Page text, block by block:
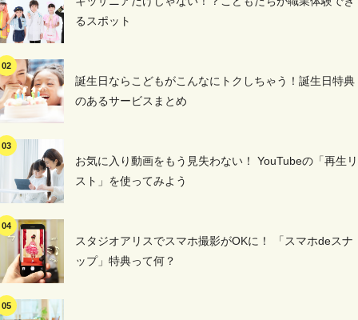
るスポット
誕生日ならこどもがこんなにトクしちゃう！誕生日特典
のあるサービスまとめ
お気に入り動画をもう見失わない！ YouTubeの「再生リ
スト」を使ってみよう
スタジオアリスでスマホ撮影がOKに！ 「スマホdeスナ
ップ」特典って何？